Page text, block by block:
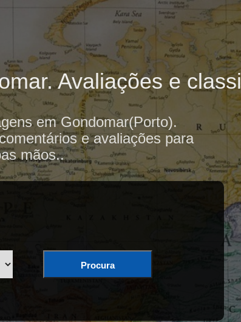
Avaliações e
em Gondomar(Porto).
e avaliações para
mãos..
Procura